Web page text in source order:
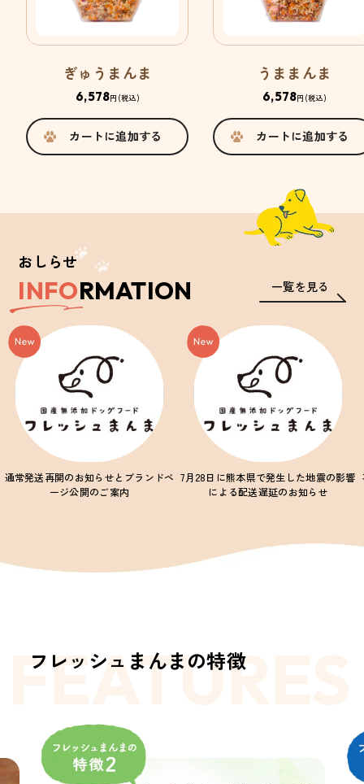
ぎゅうまんま
6,578円 (税込)
カートに追加する
うままんま
6,578円 (税込)
カートに追加する
おしらせ
INFORMATION 一覧を見る
通常発送再開のお知らせとブランドペ
ージ公開のご案内
7月28日に熊本県で発生した地震の影響
による配送遅延のお知らせ
フレッシュまんまの特徴
FEATURES